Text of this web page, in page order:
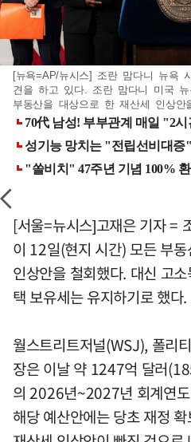
[뉴욕=AP/뉴시스] 조란 맘다니 뉴욕
견을 하고 있다. 조란 맘다니 미국 뉴
부동산을 대상으로 한 재산세 인상안
[서울=뉴시스]고재은 기자 =
이 12일(현지 시간) 모든 부
인상안을 철회했다. 대신 고
택 보유세는 유지하기로 했다.
월스트리트저널(WSJ), 폴리
장은 이날 약 1247억 달러
의 2026년~2027년 회계연
해당 예산안에는 당초 재정